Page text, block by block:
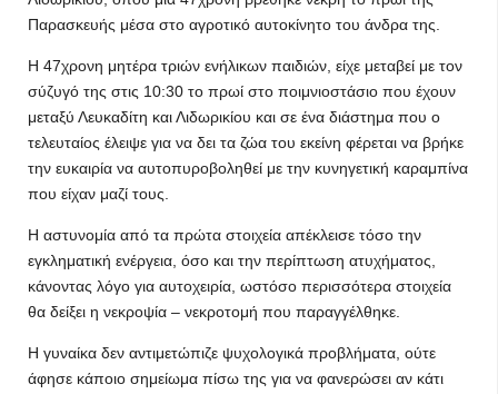
Παρασκευής μέσα στο αγροτικό αυτοκίνητο του άνδρα της.
Η 47χρονη μητέρα τριών ενήλικων παιδιών, είχε μεταβεί με τον
σύζυγό της στις 10:30 το πρωί στο ποιμνιοστάσιο που έχουν
μεταξύ Λευκαδίτη και Λιδωρικίου και σε ένα διάστημα που ο
τελευταίος έλειψε για να δει τα ζώα του εκείνη φέρεται να βρήκε
την ευκαιρία να αυτοπυροβοληθεί με την κυνηγετική καραμπίνα
που είχαν μαζί τους.
Η αστυνομία από τα πρώτα στοιχεία απέκλεισε τόσο την
εγκληματική ενέργεια, όσο και την περίπτωση ατυχήματος,
κάνοντας λόγο για αυτοχειρία, ωστόσο περισσότερα στοιχεία
θα δείξει η νεκροψία – νεκροτομή που παραγγέλθηκε.
Η γυναίκα δεν αντιμετώπιζε ψυχολογικά προβλήματα, ούτε
άφησε κάποιο σημείωμα πίσω της για να φανερώσει αν κάτι